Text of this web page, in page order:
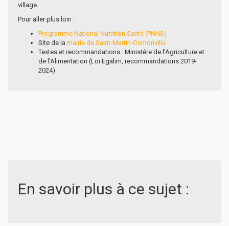
village.
Pour aller plus loin :
Programme National Nutrition Santé (PNNS)
Site de la mairie de Saint-Martin-Osmonville
Textes et recommandations : Ministère de l’Agriculture et
de l’Alimentation (Loi Egalim, recommandations 2019-
2024)
En savoir plus à ce sujet :